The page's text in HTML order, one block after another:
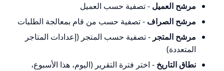
مرشح العميل - تصفية حسب العميل
مرشح الصراف - تصفية حسب من قام بمعالجة الطلبات
مرشح المتجر - تصفية حسب المتجر (إعدادات المتاجر
المتعددة)
نطاق التاريخ - اختر فترة التقرير (اليوم، هذا الأسبوع،